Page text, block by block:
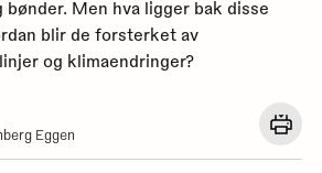
bønder. Men hva ligger bak disse
blir de forsterket av
og klimaendringer?
Eggen
Åpne
en